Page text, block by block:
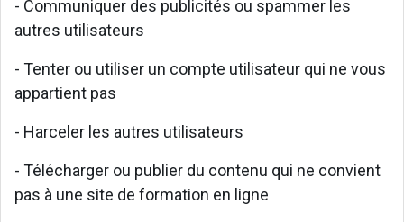
- Communiquer des publicités ou spammer les
autres utilisateurs
- Tenter ou utiliser un compte utilisateur qui ne vous
appartient pas
- Harceler les autres utilisateurs
- Télécharger ou publier du contenu qui ne convient
pas à une site de formation en ligne